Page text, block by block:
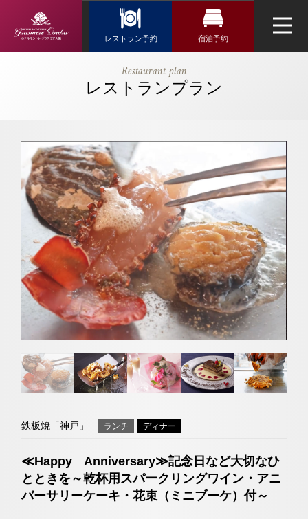
切なひととき
を～乾杯用ス
パークリング
ワイン・アニ
バーサリーケ
ーキ・花束
（ミニブー
ケ）付～｜ホ
テルモントレ
グラスミア大
阪｜難波駅・
なんば駅近く
のホテル
宿泊予約
レストラン予約
Restaurant plan
レストランプラン
鉄板焼「神戸」 ランチ ディナー
≪Happy Anniversary≫記念日など大切なひ
とときを～乾杯用スパークリングワイン・アニ
バーサリーケーキ・花束（ミニブーケ）付～
トップページ
ウエディング
アクセス・観光情報
よくあるご質問
お問い合せ
オンラインショップ
トリ
ップ
アド
ザー
ユー
チュ
ーブ
イン
スタ
グラ
ファ
イス
ブッ
クラブモントレ
エリア別ホテル一覧
Reservation
レストラン予約
フランス料理「エスカーレ」
（受付時間 11:30～20:00）
TEL 06-6644-5762
お問い合わせ
鉄板焼「神戸」
ネットで予約する
（受付時間 11:30～20:00）
お問い合わせ
日本料理「隨縁亭」
宿泊検索
航空券＋宿泊検索
チェックイン日がお決まりの方
チェックイン
チェックアウト
人数 2人 室数 1室
チェックイン日がお決まりでない方